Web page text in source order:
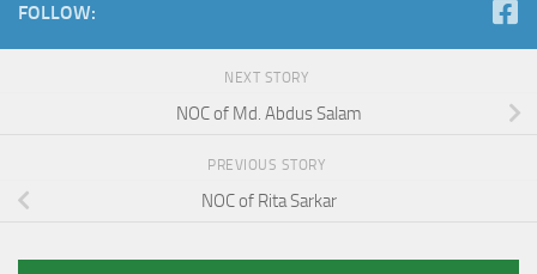
FOLLOW:
NEXT STORY
NOC of Md. Abdus Salam
PREVIOUS STORY
NOC of Rita Sarkar